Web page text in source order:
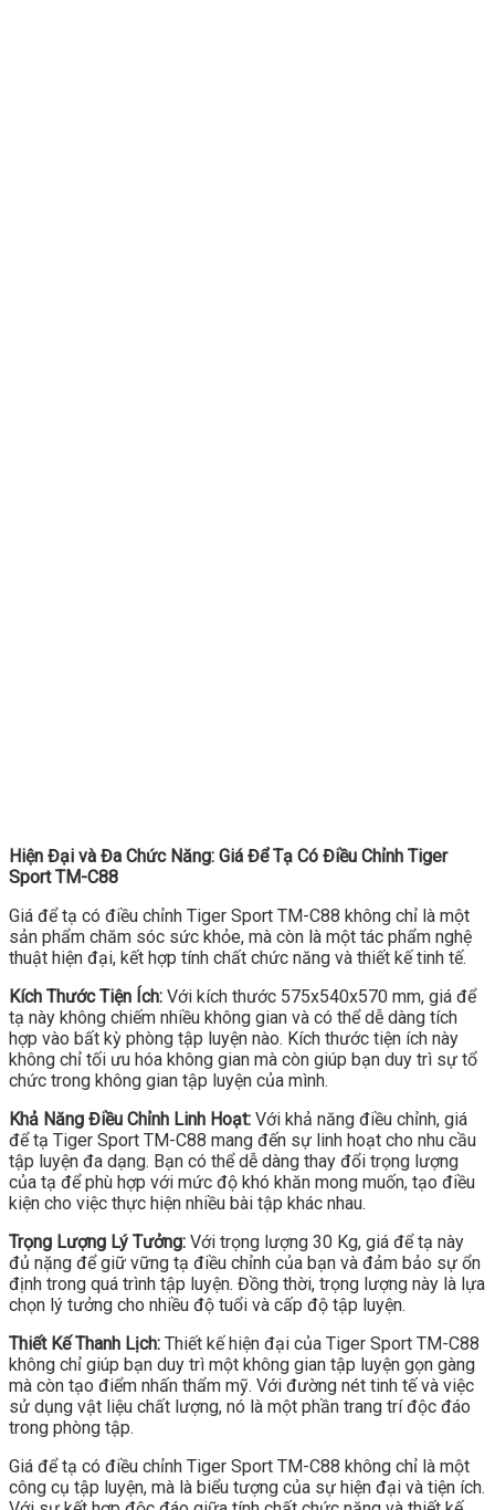
Hiện Đại và Đa Chức Năng: Giá Để Tạ Có Điều Chỉnh Tiger
Sport TM-C88
Giá để tạ có điều chỉnh Tiger Sport TM-C88 không chỉ là một
sản phẩm chăm sóc sức khỏe, mà còn là một tác phẩm nghệ
thuật hiện đại, kết hợp tính chất chức năng và thiết kế tinh tế.
Kích Thước Tiện Ích: Với kích thước 575x540x570 mm, giá để
tạ này không chiếm nhiều không gian và có thể dễ dàng tích
hợp vào bất kỳ phòng tập luyện nào. Kích thước tiện ích này
không chỉ tối ưu hóa không gian mà còn giúp bạn duy trì sự tổ
chức trong không gian tập luyện của mình.
Khả Năng Điều Chỉnh Linh Hoạt: Với khả năng điều chỉnh, giá
để tạ Tiger Sport TM-C88 mang đến sự linh hoạt cho nhu cầu
tập luyện đa dạng. Bạn có thể dễ dàng thay đổi trọng lượng
của tạ để phù hợp với mức độ khó khăn mong muốn, tạo điều
kiện cho việc thực hiện nhiều bài tập khác nhau.
Trọng Lượng Lý Tưởng: Với trọng lượng 30 Kg, giá để tạ này
đủ nặng để giữ vững tạ điều chỉnh của bạn và đảm bảo sự ổn
định trong quá trình tập luyện. Đồng thời, trọng lượng này là lựa
chọn lý tưởng cho nhiều độ tuổi và cấp độ tập luyện.
Thiết Kế Thanh Lịch: Thiết kế hiện đại của Tiger Sport TM-C88
không chỉ giúp bạn duy trì một không gian tập luyện gọn gàng
mà còn tạo điểm nhấn thẩm mỹ. Với đường nét tinh tế và việc
sử dụng vật liệu chất lượng, nó là một phần trang trí độc đáo
trong phòng tập.
Giá để tạ có điều chỉnh Tiger Sport TM-C88 không chỉ là một
công cụ tập luyện, mà là biểu tượng của sự hiện đại và tiện ích.